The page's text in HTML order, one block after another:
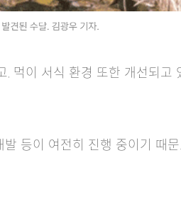
먹이 서식 환경 또한 개선되고
등이 여전히 진행 중이기 때